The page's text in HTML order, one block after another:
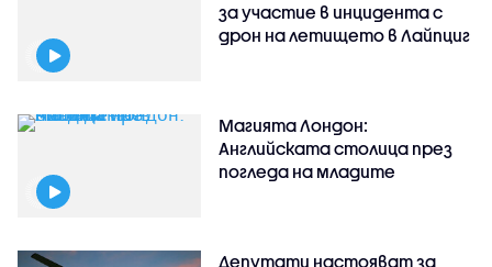
за участие в инцидента с
дрон на летището в Лайпциг
Магията Лондон:
Английската столица през
погледа на младите
Депутати настояват за